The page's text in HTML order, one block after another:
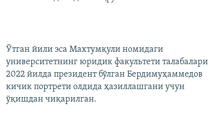
Ўтган йили эса Махтумқули номидаги
университетнинг юридик факультети талабалари
2022 йилда президент бўлган Бердимуҳаммедов
кичик портрети олдида ҳазиллашгани учун
ўқишдан чиқарилган.